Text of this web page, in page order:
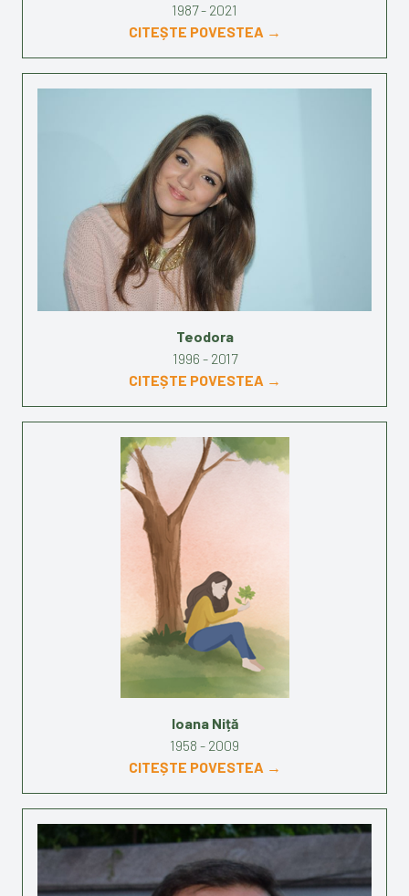
1987 - 2021
CITEȘTE POVESTEA →
Teodora
1996 - 2017
CITEȘTE POVESTEA →
Ioana Niță
1958 - 2009
CITEȘTE POVESTEA →